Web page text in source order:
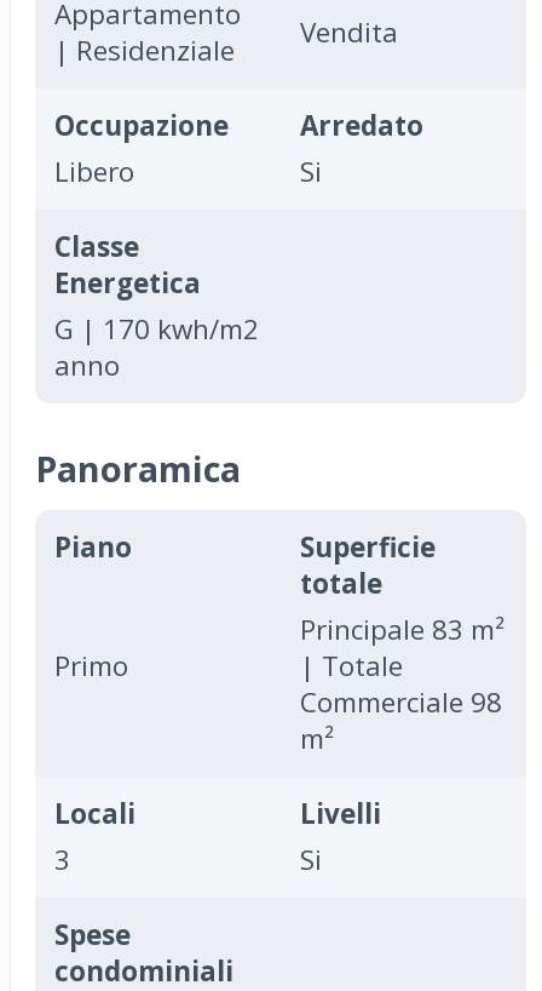
Appartamento
| Residenziale
Vendita
Occupazione
Libero
Arredato
Si
Classe
Energetica
G | 170 kwh/m2
anno
Panoramica
Piano
Primo
Superficie
totale
Principale 83 m²
| Totale
Commerciale 98
m²
Locali
3
Livelli
Si
Spese
condominiali